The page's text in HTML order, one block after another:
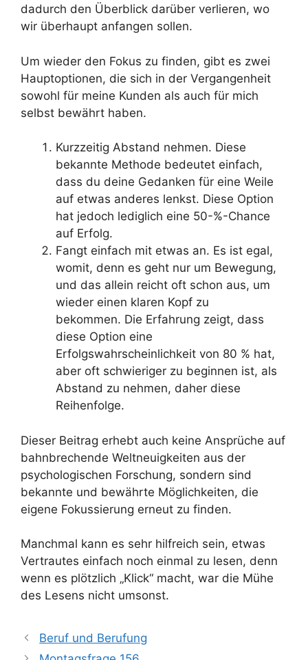
dadurch den Überblick darüber verlieren, wo
wir überhaupt anfangen sollen.
Um wieder den Fokus zu finden, gibt es zwei
Hauptoptionen, die sich in der Vergangenheit
sowohl für meine Kunden als auch für mich
selbst bewährt haben.
Kurzzeitig Abstand nehmen. Diese
bekannte Methode bedeutet einfach,
dass du deine Gedanken für eine Weile
auf etwas anderes lenkst. Diese Option
hat jedoch lediglich eine 50-%-Chance
auf Erfolg.
Fangt einfach mit etwas an. Es ist egal,
womit, denn es geht nur um Bewegung,
und das allein reicht oft schon aus, um
wieder einen klaren Kopf zu
bekommen. Die Erfahrung zeigt, dass
diese Option eine
Erfolgswahrscheinlichkeit von 80 % hat,
aber oft schwieriger zu beginnen ist, als
Abstand zu nehmen, daher diese
Reihenfolge.
Dieser Beitrag erhebt auch keine Ansprüche auf
bahnbrechende Weltneuigkeiten aus der
psychologischen Forschung, sondern sind
bekannte und bewährte Möglichkeiten, die
eigene Fokussierung erneut zu finden.
Manchmal kann es sehr hilfreich sein, etwas
Vertrautes einfach noch einmal zu lesen, denn
wenn es plötzlich „Klick“ macht, war die Mühe
des Lesens nicht umsonst.
Beruf und Berufung